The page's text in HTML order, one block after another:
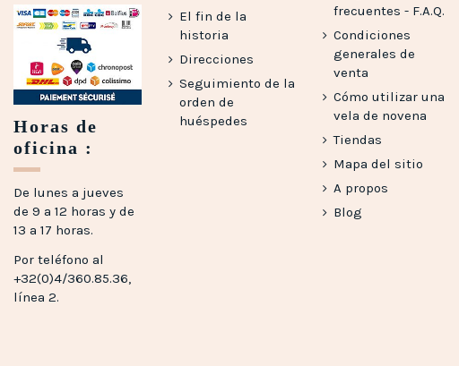
Horas de
oficina :
De lunes a jueves
de 9 a 12 horas y de
13 a 17 horas.
Por teléfono al
+32(0)4/360.85.36,
línea 2.
El fin de la
historia
Direcciones
Seguimiento de la
orden de
huéspedes
frecuentes - F.A.Q.
Condiciones
generales de
venta
Cómo utilizar una
vela de novena
Tiendas
Mapa del sitio
A propos
Blog